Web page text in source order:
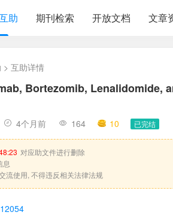
助 期刊检索 开放文档 文章
> 互助详情
Bortezomib, Lenalidomide,
4个月前 164 10 已完结
对应助文件进行删除
息
流使用, 不得违反相关法律法规